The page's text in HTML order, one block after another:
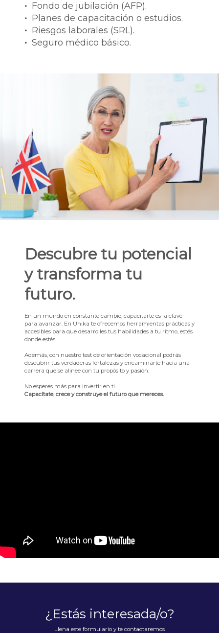
• Fondo de jubilación (AFP).
• Planes de capacitación o estudios.
• Riesgos laborales (SRL).
• Seguro médico básico.
Descubre tu potencial
y transforma tu
futuro.
En un mundo en constante cambio, capacitarte es la clave
para avanzar. En Unika te ofrecemos herramientas prácticas y
accesibles para que desarrolles tus habilidades a tu ritmo, estés
donde estés.
Además, con nuestro test de orientación vocacional podrás
descubrir tus verdaderas fortalezas y encaminarte hacia una
carrera que se alinee con tu propósito y pasión.
No esperes más para invertir en ti.
Capacítate, crece y construye el futuro que mereces.
¿Estás interesada/o?
Llena este formulario y te contactaremos